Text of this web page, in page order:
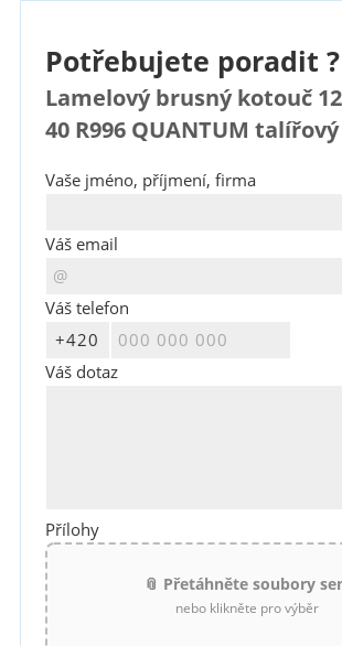
Potřebujete poradit ?
Lamelový brusný kotouč
40 R996 QUANTUM
Vaše jméno, příjmení, firma
Váš email
Váš telefon
Váš dotaz
Přílohy
📎 Přetáhněte soubory
nebo klikněte pro výběr